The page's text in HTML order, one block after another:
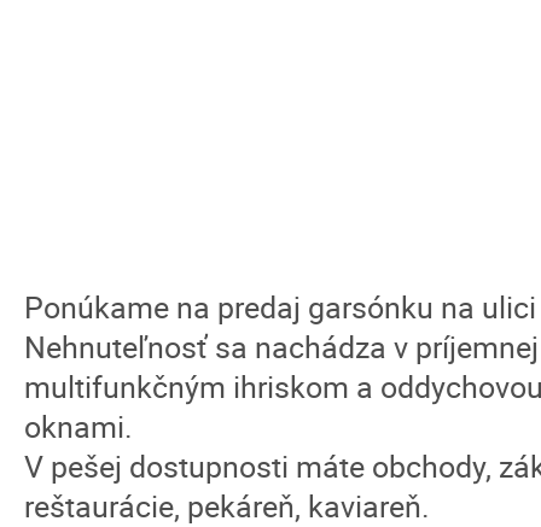
Ponúkame na predaj garsónku na
Nehnuteľnosť sa nachádza v
multifunkčným ihriskom a
oknami.
V pešej dostupnosti máte obchody,
reštaurácie, pekáreň, kaviareň.